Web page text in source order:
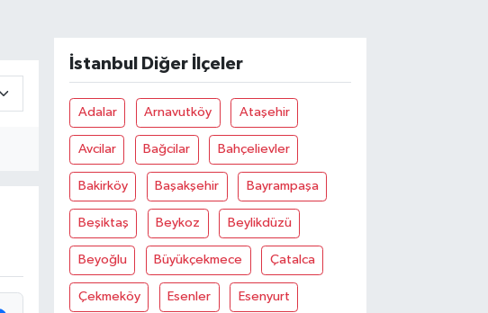
İstanbul Diğer İlçeler
Adalar Arnavutköy Ataşehir
Avcilar Bağcilar Bahçelievler
Bakirköy Başakşehir Bayrampaşa
Beşiktaş Beykoz Beylikdüzü
Beyoğlu Büyükçekmece Çatalca
Çekmeköy Esenler Esenyurt